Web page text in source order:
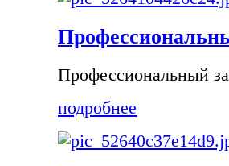
Профессиональный
подробнее